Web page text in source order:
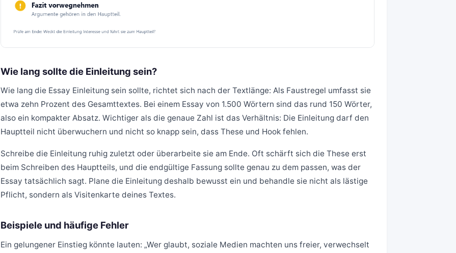
Wie lang sollte die Einleitung sein?
Wie lang die Essay Einleitung sein sollte, richtet sich nach der Textlänge: Als Faustregel umfasst sie
etwa zehn Prozent des Gesamttextes. Bei einem Essay von 1.500 Wörtern sind das rund 150 Wörter,
also ein kompakter Absatz. Wichtiger als die genaue Zahl ist das Verhältnis: Die Einleitung darf den
Hauptteil nicht überwuchern und nicht so knapp sein, dass These und Hook fehlen.
Schreibe die Einleitung ruhig zuletzt oder überarbeite sie am Ende. Oft schärft sich die These erst
beim Schreiben des Hauptteils, und die endgültige Fassung sollte genau zu dem passen, was der
Essay tatsächlich sagt. Plane die Einleitung deshalb bewusst ein und behandle sie nicht als lästige
Pflicht, sondern als Visitenkarte deines Textes.
Beispiele und häufige Fehler
Ein gelungener Einstieg könnte lauten: „Wer glaubt, soziale Medien machten uns freier, verwechselt